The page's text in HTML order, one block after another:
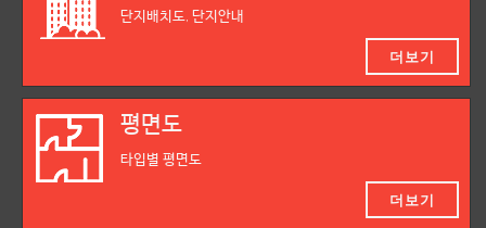
단지배치도, 단지안내
더보기
평면도
타입별 평면도
더보기